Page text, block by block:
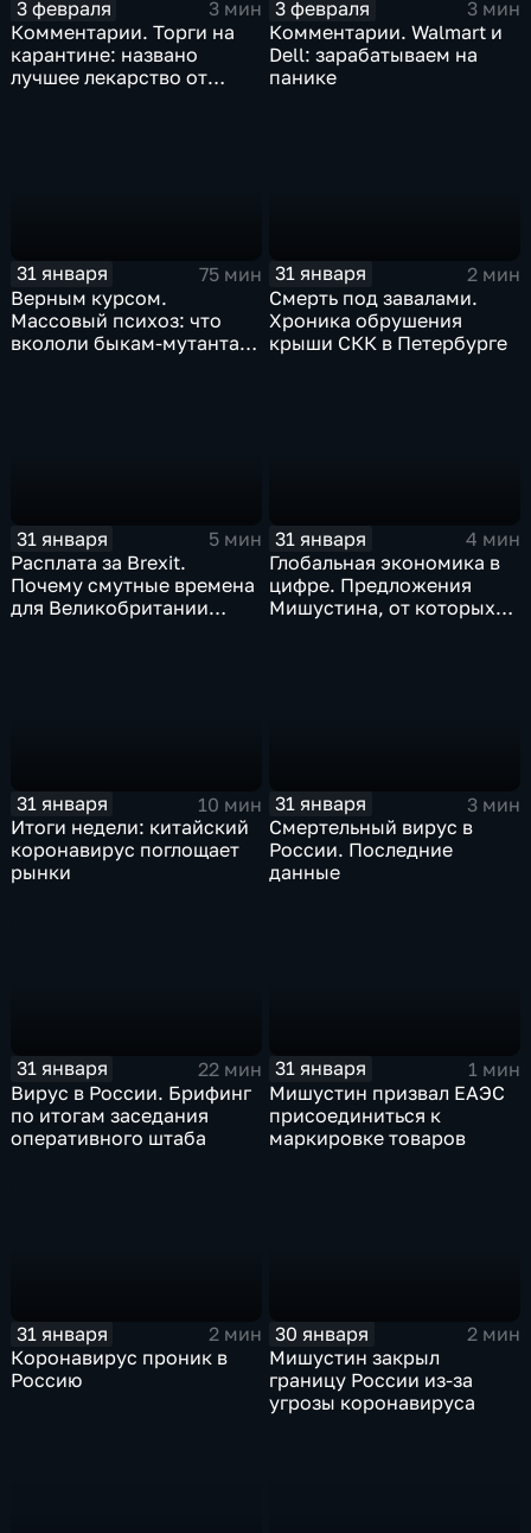
3 февраля
3 мин
Комментарии. Торги на
карантине: названо
лучшее лекарство от
3 февраля
3 мин
Комментарии. Walmart и
Dell: зарабатываем на
панике
31 января
75 мин
Верным курсом.
Массовый психоз: что
вкололи быкам-мутантам,
31 января
2 мин
Смерть под завалами.
Хроника обрушения
крыши СКК в Петербурге
31 января
5 мин
Расплата за Brexit.
Почему смутные времена
для Великобритании
31 января
4 мин
Глобальная экономика в
цифре. Предложения
Мишустина, от которых
31 января
10 мин
Итоги недели: китайский
коронавирус поглощает
рынки
31 января
3 мин
Смертельный вирус в
России. Последние
данные
31 января
22 мин
Вирус в России. Брифинг
по итогам заседания
оперативного штаба
31 января
1 мин
Мишустин призвал ЕАЭС
присоединиться к
маркировке товаров
31 января
2 мин
Коронавирус проник в
Россию
30 января
2 мин
Мишустин закрыл
границу России из-за
угрозы коронавируса